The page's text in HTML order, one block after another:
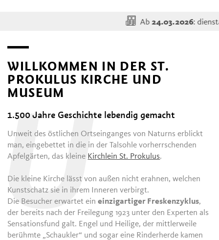
Ab 24.03.2026:
WILLKOMMEN IN DER ST.
PROKULUS KIRCHE UND
MUSEUM
1.500 Jahre Geschichte lebendig gemacht
Unweit des östlichen Ortseinganges von Naturns erblickt
man, eingebettet in die in der Talsohle vorherrschenden
Apfelgärten, das kleine Kirchlein St. Prokulus.
Die kleine Kirche lässt von außen nicht erahnen, welchen
Kunstschatz sie in ihrem Inneren verbirgt.
Die Besucher erwartet eineinzigartiger Freskenzyklus,
der bereits nach der Freilegung 1923 unter den Experten als
Sensationsfund galt. Engel und Heilige, der mittlerweile
berühmte „Schaukler“ und sogar eine Rinderherde kamen